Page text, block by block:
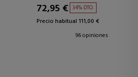
72,95 € 34% DTO.
Precio habitual 111,00 €
96 opiniones